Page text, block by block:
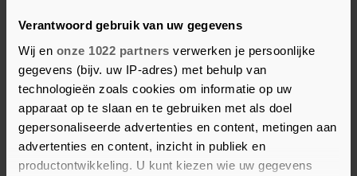
Verantwoord gebruik van uw gegevens
Wij en onze 1022 partners verwerken je persoonlijke
gegevens (bijv. uw IP-adres) met behulp van
technologieën zoals cookies om informatie op uw
apparaat op te slaan en te gebruiken met als doel
gepersonaliseerde advertenties en content, metingen aan
advertenties en content, inzicht in publiek en
productontwikkeling. U kunt kiezen wie uw gegevens
BIJDRAGE ELLEN DE VRIEND